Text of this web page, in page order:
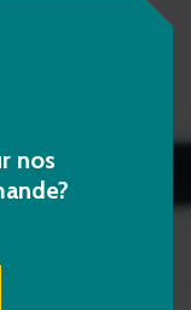
nos